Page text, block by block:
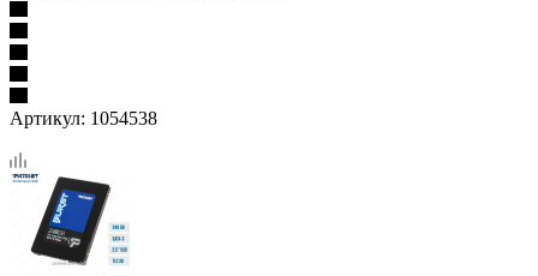
Артикул: 1054538